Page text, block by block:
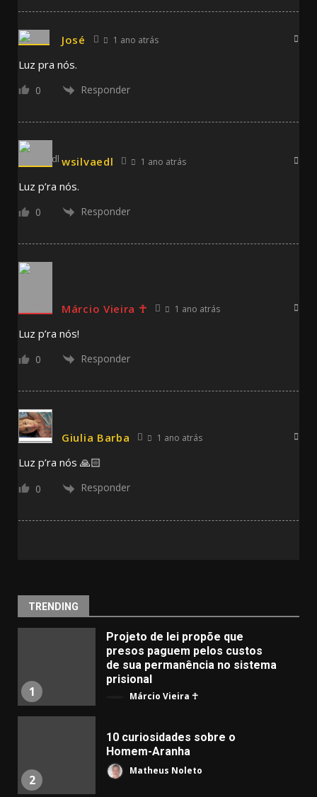
José 1 ano atrás
Luz pra nós.
0 Responder
wsilvaedl 1 ano atrás
Luz p’ra nós.
0 Responder
Márcio Vieira ☥ 1 ano atrás
Luz p’ra nós!
0 Responder
Giulia Barba 1 ano atrás
Luz p’ra nós 🙏🏻
0 Responder
TRENDING
1
Projeto de lei propõe que
presos paguem pelos custos
de sua permanência no sistema
prisional
Márcio Vieira ☥
2
10 curiosidades sobre o
Homem-Aranha
Matheus Noleto